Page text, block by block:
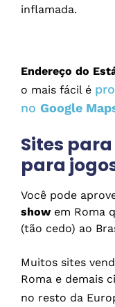
inflamada.
Endereço do
o mais fácil é
no Google
Sites
para
Você pode
showem Roma
(tão cedo) ao
Muitos sites
Roma e demais
no resto da